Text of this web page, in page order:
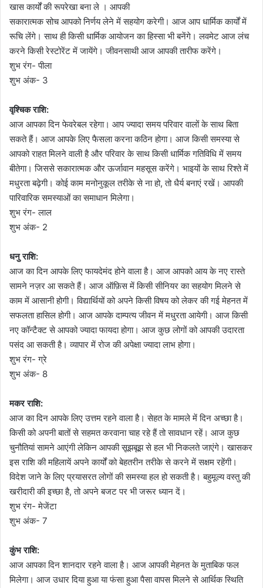
खास कार्यों की रूपरेखा बना ले । आपकी
सकारात्मक सोच आपको निर्णय लेने में सहयोग करेगी। आज आप धार्मिक कार्यों में
रूचि लेंगे। साथ ही किसी धार्मिक आयोजन का हिस्सा भी बनेंगे। लवमेट आज लंच
करने किसी रेस्टोरेंट में जायेंगे। जीवनसाथी आज आपकी तारीफ करेंगे।
शुभ रंग- पीला
शुभ अंक- 3
वृश्चिक राशि:
आज आपका दिन फेवरेबल रहेगा। आप ज्यादा समय परिवार वालों के साथ बिता
सकते हैं। आज आपके लिए फैसला करना कठिन होगा। आज किसी समस्या से
आपको राहत मिलने वाली है और परिवार के साथ किसी धार्मिक गतिविधि में समय
बीतेगा। जिससे सकारात्मक और ऊर्जावान महसूस करेंगे। भाइयों के साथ रिश्ते में
मधुरता बढ़ेगी। कोई काम मनोनुकूल तरीके से ना हो, तो धैर्य बनाएं रखें। आपकी
पारिवारिक समस्याओं का समाधान मिलेगा।
शुभ रंग- लाल
शुभ अंक- 2
धनु राशि:
आज का दिन आपके लिए फायदेमंद होने वाला है। आज आपको आय के नए रास्ते
सामने नज़र आ सकते हैं। आज ऑफ़िस में किसी सीनियर का सहयोग मिलने से
काम में आसानी होगी। विद्यार्थियों को अपने किसी विषय को लेकर की गई मेहनत में
सफलता हासिल होगी। आज आपके दाम्पत्य जीवन में मधुरता आयेगी। आज किसी
नए कॉन्टैक्ट से आपको ज्यादा फायदा होगा। आज कुछ लोगों को आपकी उदारता
पसंद आ सकती है। व्यापार में रोज की अपेक्षा ज्यादा लाभ होगा।
शुभ रंग- ग्रे
शुभ अंक- 8
मकर राशि:
आज का दिन आपके लिए उत्तम रहने वाला है। सेहत के मामले में दिन अच्छा है।
किसी को अपनी बातों से सहमत करवाना चाह रहे हैं तो सावधान रहें। आज कुछ
चुनौतियां सामने आएंगी लेकिन आपकी सूझबूझ से हल भी निकलते जाएंगे। खासकर
इस राशि की महिलायें अपने कार्यों को बेहतरीन तरीके से करने में सक्षम रहेंगी।
विदेश जाने के लिए प्रयासरत लोगों की समस्या हल हो सकती है। बहुमूल्य वस्तु की
खरीदारी की इच्छा है, तो अपने बजट पर भी जरूर ध्यान दें।
शुभ रंग- मेजेंटा
शुभ अंक- 7
कुंभ राशि:
आज आपका दिन शानदार रहने वाला है। आज आपकी मेहनत के मुताबिक फल
मिलेगा। आज उधार दिया हुआ या फंसा हुआ पैसा वापस मिलने से आर्थिक स्थिति